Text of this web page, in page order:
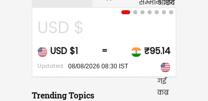
CAD $
CAD $1 = ₹68.20
Updated 08/08/2026 08:30 IST
Trending Topics